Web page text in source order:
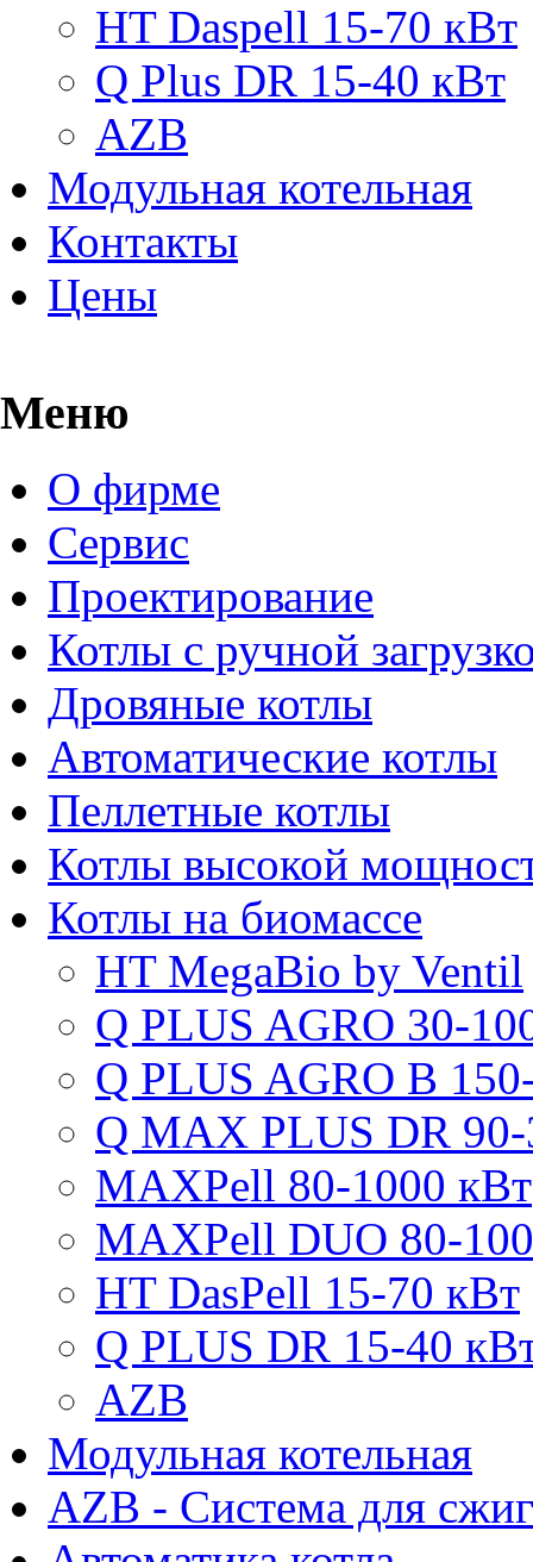
HT Daspell 15-70 кВт
Q Plus DR 15-40 кВт
AZB
Модульная котельная
Контакты
Цены
Меню
О фирме
Сервис
Проектирование
Котлы с ручной
Дровяные котлы
Автоматические котлы
Пеллетные котлы
Котлы высокой
Котлы на биомассе
HT MegaBio by Ventil
Q PLUS AGRO 30-
Q PLUS AGRO B
Q MAX PLUS DR
MAXPell 80-1000 кВт
MAXPell DUO 80-
HT DasPell 15-70 кВт
Q PLUS DR 15-40
AZB
Модульная котельная
AZB - Система для